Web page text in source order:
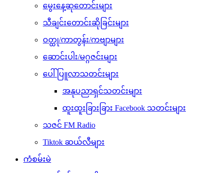
မွေးနေ့ဆုတောင်းများ
သီချင်းတောင်းဆိုခြင်းများ
ဝတ္ထု/ကာတွန်း/ကဗျာများ
ဆောင်းပါး/မဂ္ဂဇင်းများ
ပေါ်ပြူလာသတင်းများ
အနုပညာရှင်သတင်းများ
ထူးထူးခြားခြား Facebook သတင်းများ
သဇင် FM Radio
Tiktok ဆယ်လီများ
ကံစမ်းမဲ